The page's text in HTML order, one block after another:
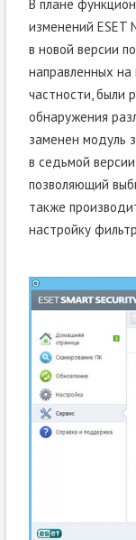
В плане
изменений ESET
в новой версии
направленных
частности, были
обнаружения
заменен модуль
в седьмой
позволяющий
также
настройку